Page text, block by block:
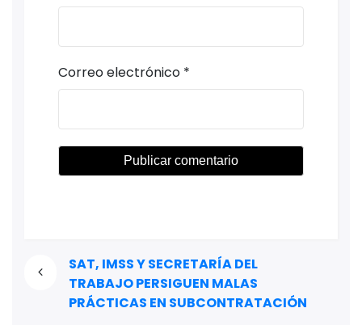
Correo electrónico *
SAT, IMSS Y SECRETARÍA DEL
TRABAJO PERSIGUEN MALAS
PRÁCTICAS EN SUBCONTRATACIÓN